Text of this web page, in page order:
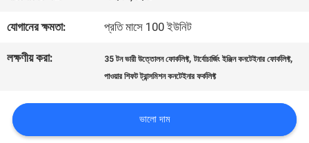
ম্যাপ
POLICY
যোগানের ক্ষমতা: প্রতি মাসে 100 ইউনিট
লক্ষণীয় করা: 35 টন ভারী উত্তোলন ফোর্কলিফ্ট,টার্বোচার্জিং ইঞ্জিন কনটেইনার ফোর্কলিফ্ট,
পাওয়ার শিফট ট্রান্সমিশন কনটেইনার ফর্কলিফ্ট
ভালো দাম